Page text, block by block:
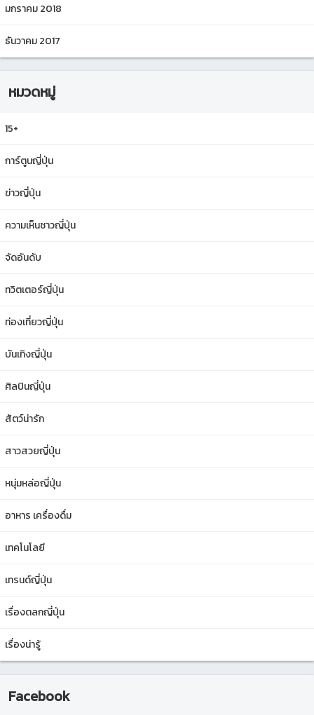
มกราคม 2018
ธันวาคม 2017
หมวดหมู่
15+
การ์ตูนญี่ปุ่น
ข่าวญี่ปุ่น
ความเห็นชาวญี่ปุ่น
จัดอันดับ
ทวิตเตอร์ญี่ปุ่น
ท่องเที่ยวญี่ปุ่น
บันเทิงญี่ปุ่น
ศิลปินญี่ปุ่น
สัตว์น่ารัก
สาวสวยญี่ปุ่น
หนุ่มหล่อญี่ปุ่น
อาหาร เครื่องดื่ม
เทคโนโลยี
เทรนด์ญี่ปุ่น
เรื่องตลกญี่ปุ่น
เรื่องน่ารู้
Facebook